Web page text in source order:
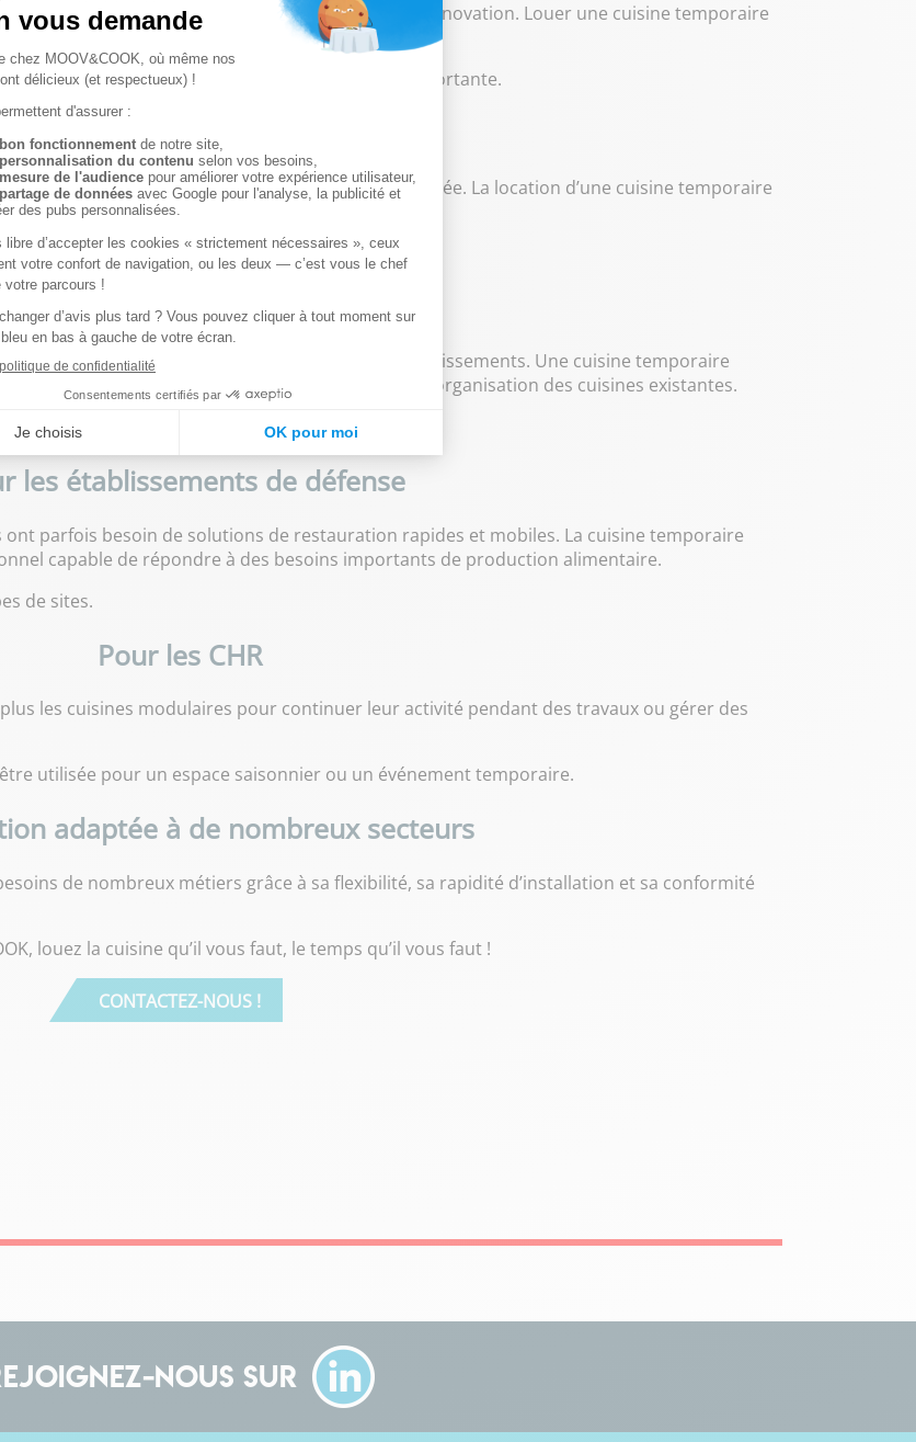
les salariés même pendant des travaux ou une rénovation. Louer une cuisine temporaire
le service de restauration.
disposant d’une restauration collective importante.
les établissements scolaires
des repas pour les élèves tout au long de l’année. La location d’une cuisine temporaire
tout en respectant les normes sanitaires.
pour les collectivités.
les établissements de santé
reste essentielle au bon fonctionnement des établissements. Une cuisine temporaire
et du personnel pendant des travaux ou une réorganisation des cuisines existantes.
et de sécurité alimentaire.
les établissements de défense
parfois besoin de solutions de restauration rapides et mobiles. La cuisine temporaire
capable de répondre à des besoins importants de production alimentaire.
de sites.
Pour les CHR
les cuisines modulaires pour continuer leur activité pendant des travaux ou gérer des
utilisée pour un espace saisonnier ou un événement temporaire.
adaptée à de nombreux secteurs
de nombreux métiers grâce à sa flexibilité, sa rapidité d’installation et sa conformité
louez la cuisine qu’il vous faut, le temps qu’il vous faut !
CONTACTEZ-NOUS !
nous sur